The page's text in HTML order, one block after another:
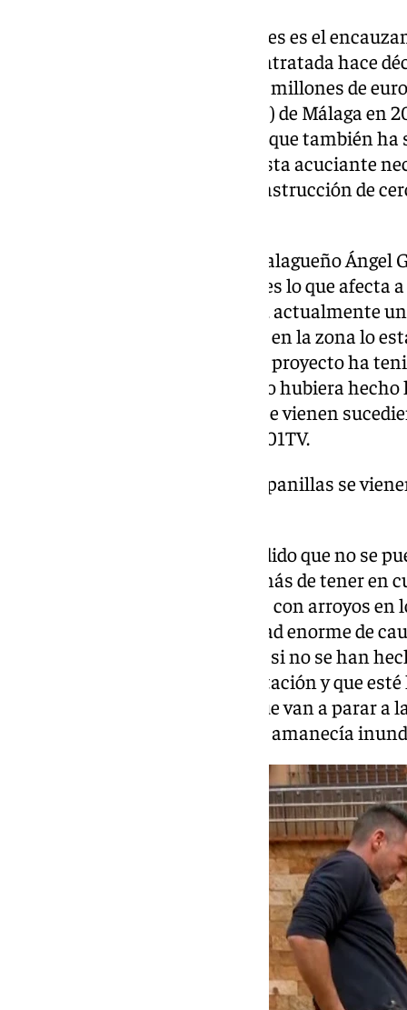
Una de las medidas más urgentes es el
proyecto cuya redacción fue contratada hace
y que fue valorada en más de 50 millones de
Ordenación Urbanística (PGOU) de Málaga en
según indican los expertos, aunque también
que ponen encima de la mesa esta acuciante
seguridad de los vecinos y la construcción de
Para el ingeniero de caminos malagueño
del río es «fundamental, ya que es lo que
aunque, según tengo entendido, actualmente
hacer un desarrollo urbanístico en la zona lo
Independientemente de esto, el proyecto ha
que la Administración pública lo hubiera hecho
inundaciones en Campanillas se vienen
inmemoriales», ha afirmado a 101TV.
«Las inundaciones en Campanillas se
Asimismo, García Vidal ha añadido que no se
desalojando a mil vecinos, además de tener en
lluvias. «Estos acontecimientos con arroyos
están secos reciben una cantidad enorme de
puedan soportar y reconducirlo si no se han
Así, plantea la limpieza de vegetación y que
como ocurre en la actualidad que van a parar a
La Malagueta que hace dos días amanecía